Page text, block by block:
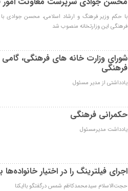
با حکم وزیر فرهنگ و ارشاد اسلامی، محسن جوادی
فرهنگی این وزارتخانه منصوب شد
شورای وزارت خانه های فرهنگی،
فرهنگی
یادداشتی از مدیر مسئول
حکمرانی فرهنگی
یادداشت مدیرمسئول
اجرای فیلترینگ را در اختیار خانواده‌ها
حجت‌الاسلام سیدمحمدکاظم شمس درگفتگو باایکنا